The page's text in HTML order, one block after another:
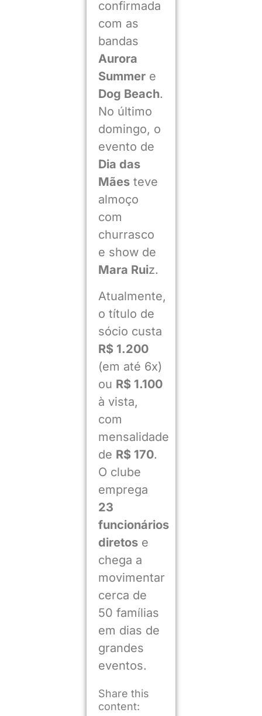
confirmada
com as
bandas
Aurora
Summere
Dog Beach.
No último
domingo, o
evento de
Dia das
Mãesteve
almoço
com
churrasco
e show de
Mara Ruiz.
Atualmente,
o título de
sócio custa
R$ 1.200
(em até 6x)
ou R$ 1.100
à vista,
com
mensalidade
de R$ 170.
O clube
emprega
23
funcionários
diretose
chega a
movimentar
cerca de
50 famílias
em dias de
grandes
eventos.
Share this
content: